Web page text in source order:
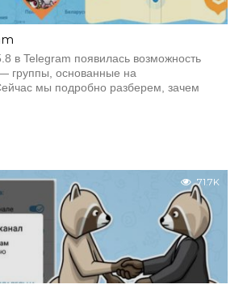
в Telegram появилась возможность
группы, основанные на
мы подробно разберем, зачем
71.7K